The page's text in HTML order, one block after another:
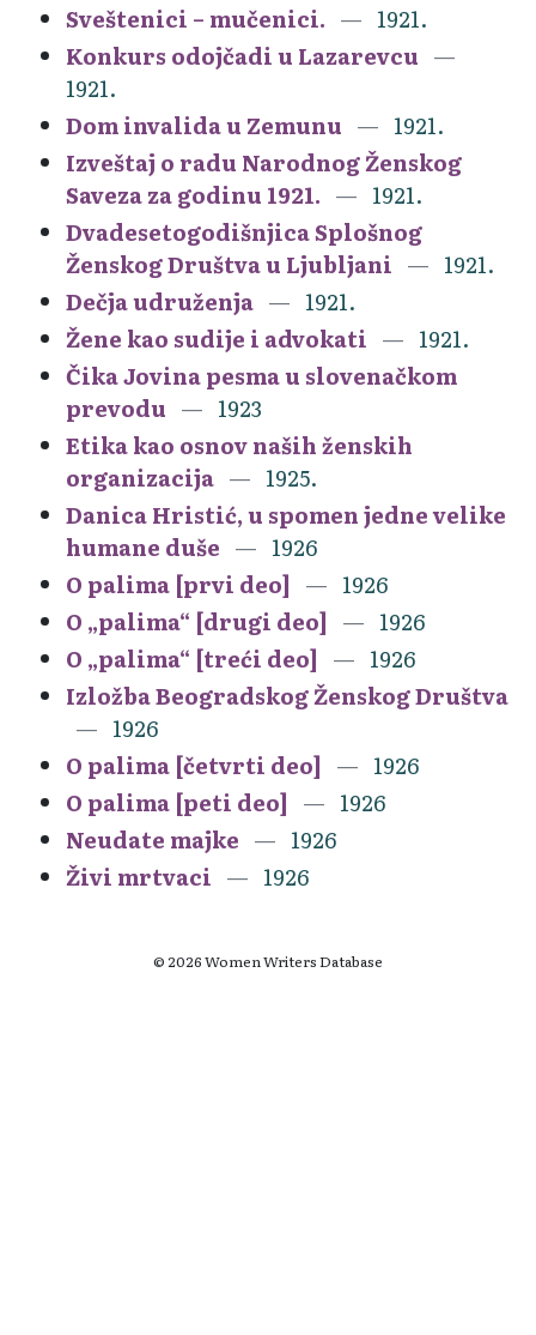
Sveštenici – mučenici.
1921.
Konkurs odojčadi u Lazarevcu
1921.
Dom invalida u Zemunu
1921.
Izveštaj o radu Narodnog Ženskog
Saveza za godinu 1921.
1921.
Dvadesetogodišnjica Splošnog
Ženskog Društva u Ljubljani
1921.
Dečja udruženja
1921.
Žene kao sudije i advokati
1921.
Čika Jovina pesma u slovenačkom
prevodu
1923
Etika kao osnov naših ženskih
organizacija
1925.
Danica Hristić, u spomen jedne velike
humane duše
1926
O palima [prvi deo]
1926
O „palima“ [drugi deo]
1926
O „palima“ [treći deo]
1926
Izložba Beogradskog Ženskog Društva
1926
O palima [četvrti deo]
1926
O palima [peti deo]
1926
Neudate majke
1926
Živi mrtvaci
1926
© 2026 Women Writers Database